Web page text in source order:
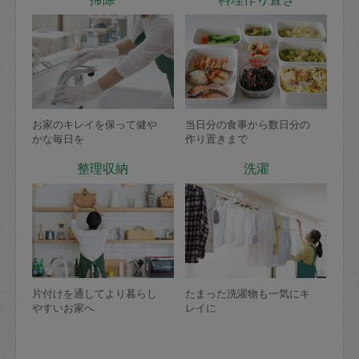
お家のキレイを保って健や
かな毎日を
当日分の食事から数日分の
作り置きまで
整理収納
片付けを通してより暮らし
やすいお家へ
洗濯
たまった洗濯物も一気にキ
レイに